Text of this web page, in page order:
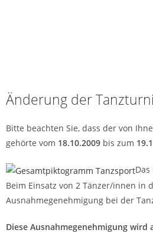
Änderung der
Bitte beachten Sie, dass der von
gehörte vom 18.10.2009 bis zum
Beim Einsatz von 2 Tänzer/innen in
Ausnahmegenehmigung bei der
Diese Ausnahmegenehmigung